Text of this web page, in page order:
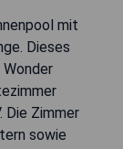
mit
Dieses
Die Zimmer
sowie